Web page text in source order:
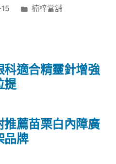
分
楠梓當舖
推薦苗栗白內障廣
品牌
科適合精靈針增強
提